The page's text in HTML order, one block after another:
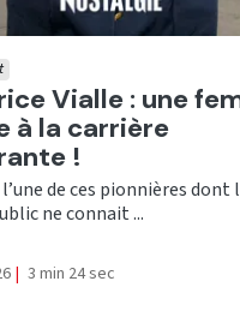
Vialle : une
à la carrière
!
de ces pionnières dont
ne connait ...
| 3 min 24 sec